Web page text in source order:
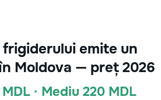
emite un
Moldova — preț 2026
· Mediu 220 MDL